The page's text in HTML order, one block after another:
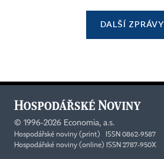
DALŠÍ ZPRÁVY
© 1996-2026 Economia, a.s.
Hospodářské noviny (print) ISSN 0862-9587
Hospodářské noviny (online) ISSN 2787-950X